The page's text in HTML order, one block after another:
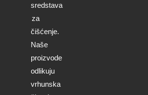
sredstava
za
čišćenje.
Naše
proizvode
odlikuju
vrhunska